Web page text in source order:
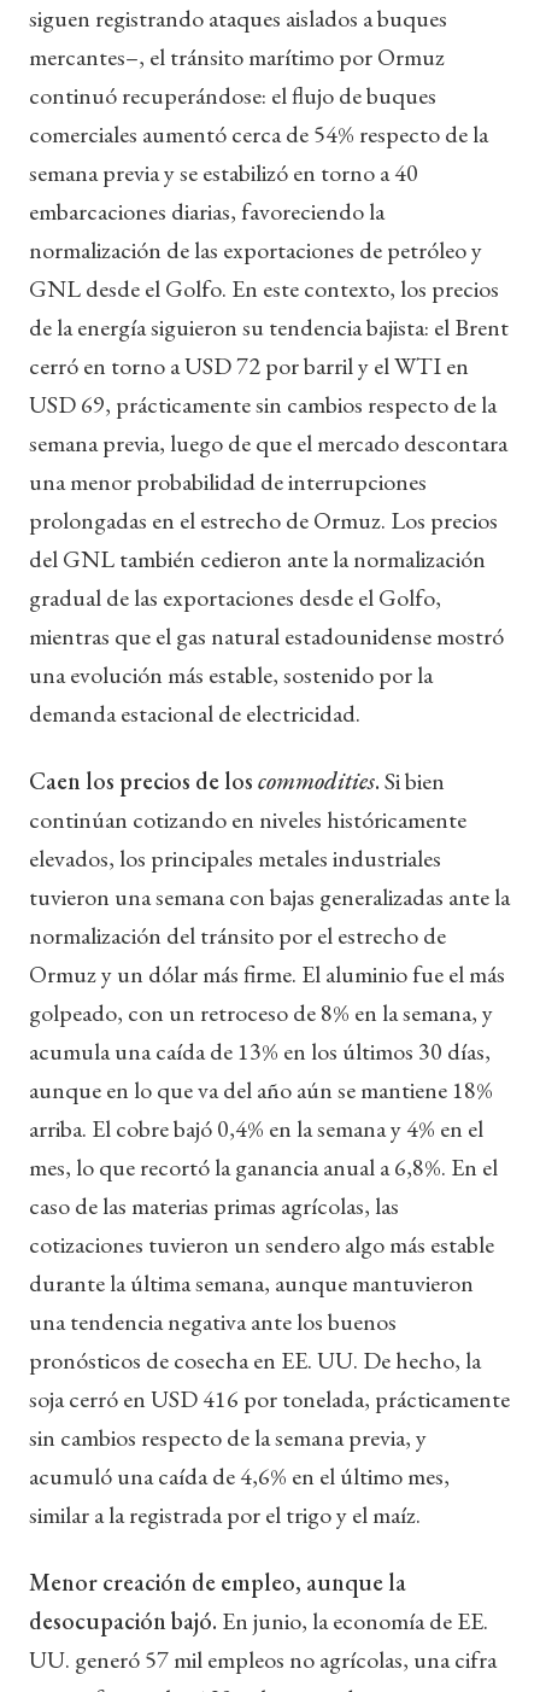
siguen registrando ataques aislados a buques
mercantes–, el tránsito marítimo por Ormuz
continuó recuperándose: el flujo de buques
comerciales aumentó cerca de 54% respecto de la
semana previa y se estabilizó en torno a 40
embarcaciones diarias, favoreciendo la
normalización de las exportaciones de petróleo y
GNL desde el Golfo. En este contexto, los precios
de la energía siguieron su tendencia bajista: el Brent
cerró en torno a USD 72 por barril y el WTI en
USD 69, prácticamente sin cambios respecto de la
semana previa, luego de que el mercado descontara
una menor probabilidad de interrupciones
prolongadas en el estrecho de Ormuz. Los precios
del GNL también cedieron ante la normalización
gradual de las exportaciones desde el Golfo,
mientras que el gas natural estadounidense mostró
una evolución más estable, sostenido por la
demanda estacional de electricidad.
Caen los precios de loscommodities.Si bien
continúan cotizando en niveles históricamente
elevados, los principales metales industriales
tuvieron una semana con bajas generalizadas ante la
normalización del tránsito por el estrecho de
Ormuz y un dólar más firme. El aluminio fue el más
golpeado, con un retroceso de 8% en la semana, y
acumula una caída de 13% en los últimos 30 días,
aunque en lo que va del año aún se mantiene 18%
arriba. El cobre bajó 0,4% en la semana y 4% en el
mes, lo que recortó la ganancia anual a 6,8%. En el
caso de las materias primas agrícolas, las
cotizaciones tuvieron un sendero algo más estable
durante la última semana, aunque mantuvieron
una tendencia negativa ante los buenos
pronósticos de cosecha en EE. UU. De hecho, la
soja cerró en USD 416 por tonelada, prácticamente
sin cambios respecto de la semana previa, y
acumuló una caída de 4,6% en el último mes,
similar a la registrada por el trigo y el maíz.
Menor creación de empleo, aunque la
desocupación bajó. En junio, la economía de EE.
UU. generó 57 mil empleos no agrícolas, una cifra